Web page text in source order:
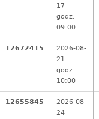
17
godz.
09:00
12672415
2026-08-
21
godz.
10:00
12655845
2026-08-
24